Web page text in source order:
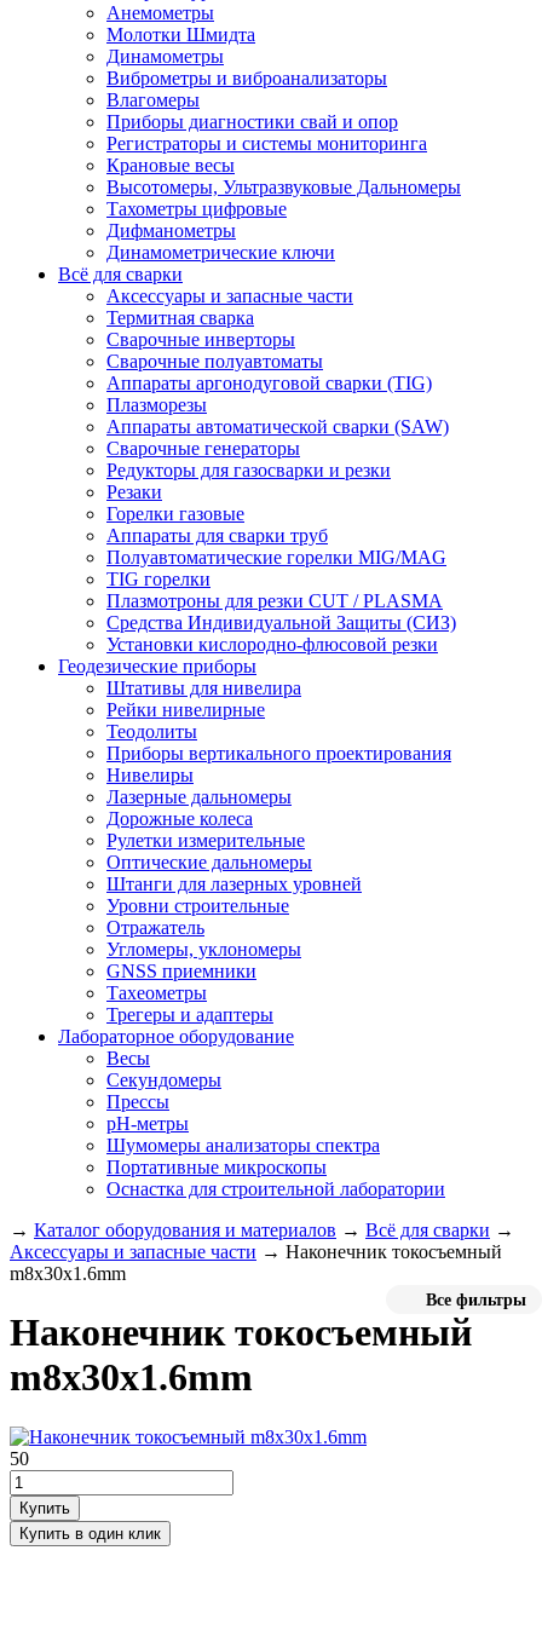
Анемометры
Молотки Шмидта
Динамометры
Виброметры и виброанализаторы
Влагомеры
Приборы диагностики свай и опор
Регистраторы и системы мониторинга
Крановые весы
Высотомеры, Ультразвуковые Дальномеры
Тахометры цифровые
Дифманометры
Динамометрические ключи
Всё для сварки
Аксессуары и запасные части
Термитная сварка
Сварочные инверторы
Сварочные полуавтоматы
Аппараты аргонодуговой сварки (TIG)
Плазморезы
Аппараты автоматической сварки (SAW)
Сварочные генераторы
Редукторы для газосварки и резки
Резаки
Горелки газовые
Аппараты для сварки труб
Полуавтоматические горелки MIG/MAG
TIG горелки
Плазмотроны для резки CUT / PLASMA
Средства Индивидуальной Защиты (СИЗ)
Установки кислородно-флюсовой резки
Геодезические приборы
Штативы для нивелира
Рейки нивелирные
Теодолиты
Приборы вертикального проектирования
Нивелиры
Лазерные дальномеры
Дорожные колеса
Рулетки измерительные
Оптические дальномеры
Штанги для лазерных уровней
Уровни строительные
Отражатель
Угломеры, уклономеры
GNSS приемники
Тахеометры
Трегеры и адаптеры
Лабораторное оборудование
Весы
Секундомеры
Прессы
pH-метры
Шумомеры анализаторы спектра
Портативные микроскопы
Оснастка для строительной лаборатории
→ Каталог оборудования и материалов → Всё для сварки →
Аксессуары и запасные части → Наконечник токосъемный
m8х30х1.6mm
Все фильтры
Наконечник токосъемный
m8х30х1.6mm
50